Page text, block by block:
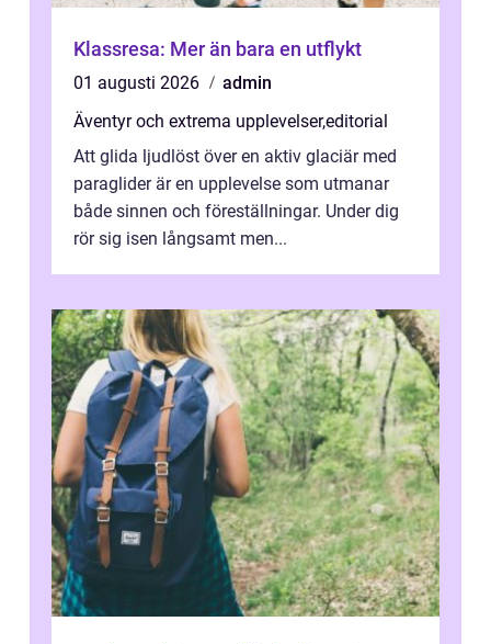
Klassresa: Mer än bara en utflykt
01 augusti 2026
admin
Äventyr och extrema upplevelser,editorial
Att glida ljudlöst över en aktiv glaciär med
paraglider är en upplevelse som utmanar
både sinnen och föreställningar. Under dig
rör sig isen långsamt men...